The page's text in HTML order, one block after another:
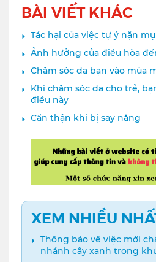
BÀI VIẾT KHÁC
Tác hại của việc tự ý nặn
Ảnh hưởng của điều hòa
Chăm sóc da bạn vào mùa
Khi chăm sóc da cho trẻ,
điều này
Cẩn thận khi bị say nắng
XEM NHIỀU
Thông báo về việc mời
nhánh cây xanh trong